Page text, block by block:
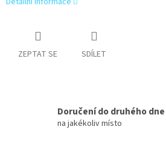
ZEPTAT SE SDÍLET
Doručení do druhého dne
na jakékoliv místo